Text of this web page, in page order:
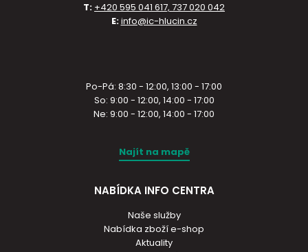
T: +420 595 041 617, 737 020 042
E:info@ic-hlucin.cz
Po-Pá: 8:30 - 12:00, 13:00 - 17:00
So: 9:00 - 12:00, 14:00 - 17:00
Ne: 9:00 - 12:00, 14:00 - 17:00
Najít na mapě
NABÍDKA INFO CENTRA
Naše služby
Nabídka zboží e-shop
Aktuality